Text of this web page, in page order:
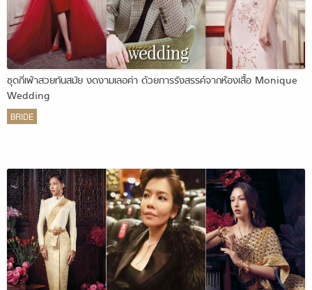
ชุดกี่เพ้าสวยทันสมัย งดงามเลอค่า ด้วยการรังสรรค์จากห้องเสื้อ Monique
Wedding
BRIDE